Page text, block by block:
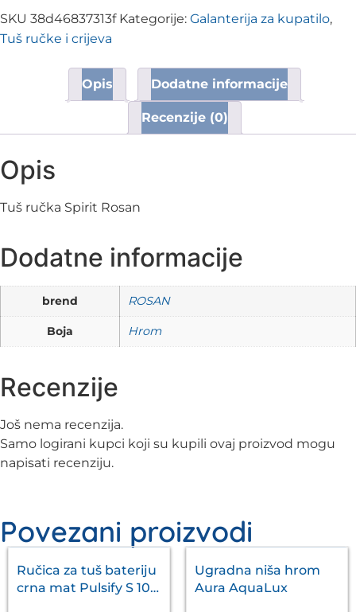
SKU 38d46837313f Kategorije: Galanterija za kupatilo,
Tuš ručke i crijeva
Opis Dodatne informacije
Recenzije (0)
Opis
Tuš ručka Spirit Rosan
Dodatne informacije
brend ROSAN
Boja Hrom
Recenzije
Još nema recenzija.
Samo logirani kupci koji su kupili ovaj proizvod mogu
napisati recenziju.
Povezani proizvodi
Ručica za tuš bateriju
crna mat Pulsify S 105
Ugradna niša hrom
Aura AquaLux